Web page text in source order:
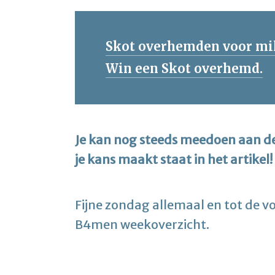
Skot overhemden voor
Win een Skot overhemd.
Je kan nog steeds meedoen aan
je kans maakt staat in het artikel!
Fijne zondag allemaal en tot de
B4men weekoverzicht.